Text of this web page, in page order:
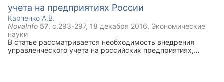
учета на предприятиях России
Карпенко А.В.
NovaInfo 57, с.293-297, 18 декабря 2016, Экономические
науки
В статье рассматривается необходимость внедрения
управленческого учета на российских предприятиях,